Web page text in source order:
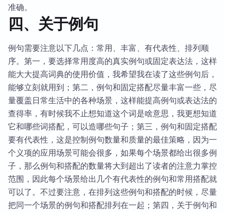
准确。
四、关于例句
例句需要注意以下几点：常用、丰富、有代表性、排列顺
序。第一，要选择常用度高的真实例句或固定表达法，这样
能大大提高词典的使用价值，我希望我在读了这些例句后，
能够立刻就用到；第二，例句和固定搭配尽量丰富一些，尽
量覆盖日常生活中的各种场景，这样能提高例句或表达法的
查得率，有时候我不止想知道这个词是啥意思，我更想知道
它和哪些词搭配，可以造哪些句子；第三，例句和固定搭配
要有代表性，这是控制例句数量和质量的最佳策略，因为一
个义项的应用场景可能会很多，如果每个场景都给出很多例
子，那么例句和搭配的数量将大到超出了读者的注意力掌控
范围，因此每个场景给出几个有代表性的例句和常用搭配就
可以了。不过要注意，在排列这些例句和搭配的时候，尽量
把同一个场景的例句和搭配排列在一起；第四，关于例句和